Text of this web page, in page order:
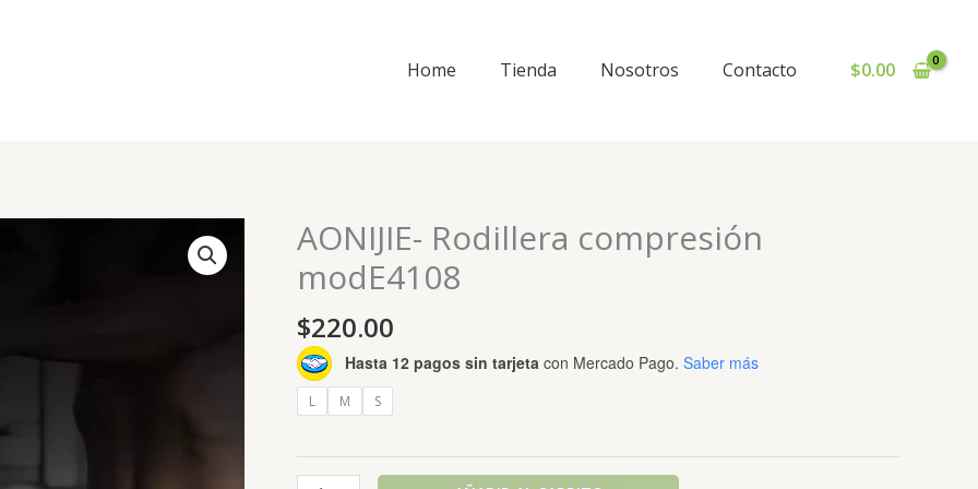
Home Tienda Nosotros Contacto $0.00
AONIJIE- Rodillera compresión
modE4108
$220.00
Hasta 12 pagos sin tarjeta con Mercado Pago. Saber más
L M S